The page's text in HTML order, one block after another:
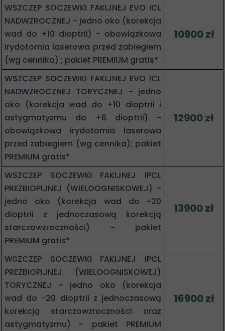
WSZCZEP SOCZEWKI FAKIJNEJ EVO ICL
NADWZROCZNEJ - jedno oko (korekcja
wad do +10 dioptrii) - obowiązkowa
irydotomia laserowa przed zabiegiem
(wg cennika) ; pakiet PREMIUM gratis*
10900 zł
WSZCZEP SOCZEWKI FAKIJNEJ EVO ICL
NADWZROCZNEJ TORYCZNEJ - jedno
oko (korekcja wad do +10 dioptrii i
astygmatyzmu do +6 dioptrii) -
obowiązkowa irydotomia laserowa
przed zabiegiem (wg cennika); pakiet
PREMIUM gratis*
12900 zł
WSZCZEP SOCZEWKI FAKIJNEJ IPCL
PREZBIOPIJNEJ (WIELOOGNISKOWEJ) -
jedno oko (korekcja wad do -20
dioptrii z jednoczasową korekcją
starczowzroczności) - pakiet
PREMIUM gratis*
13900 zł
WSZCZEP SOCZEWKI FAKIJNEJ IPCL
PREZBIOPIJNEJ (WIELOOGNISKOWEJ)
TORYCZNEJ - jedno oko (korekcja
wad do -20 dioptrii z jednoczasową
korekcją starczowzroczności oraz
astygmatyzmu) - pakiet PREMIUM
16900 zł